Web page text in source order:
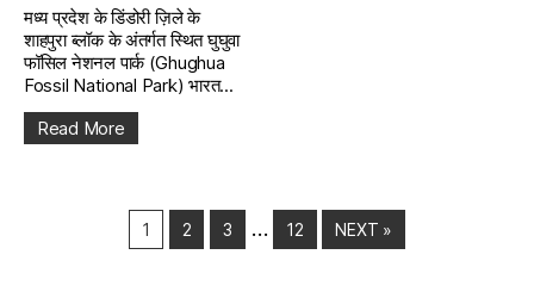
मध्य प्रदेश के डिंडोरी ज़िले के
शाहपुरा ब्लॉक के अंतर्गत स्थित घुघुवा
फॉसिल नेशनल पार्क (Ghughua
Fossil National Park) भारत...
Read More
1 2 3 … 12 NEXT »